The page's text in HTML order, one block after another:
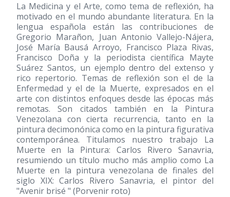
La Medicina y el Arte, como tema de reflexión, ha
motivado en el mundo abundante literatura. En la
lengua española están las contribuciones de
Gregorio Marañon, Juan Antonio Vallejo-Nájera,
José María Bausá Arroyo, Francisco Plaza Rivas,
Francisco Doña y la periodista científica Mayte
Suárez Santos, un ejemplo dentro del extenso y
rico repertorio. Temas de reflexión son el de la
Enfermedad y el de la Muerte, expresados en el
arte con distintos enfoques desde las épocas más
remotas. Son citados también en la Pintura
Venezolana con cierta recurrencia, tanto en la
pintura decimonónica como en la pintura figurativa
contemporánea. Titulamos nuestro trabajo La
Muerte en la Pintura: Carlos Rivero Sanavria,
resumiendo un título mucho más amplio como La
Muerte en la pintura venezolana de finales del
siglo XIX: Carlos Rivero Sanavria, el pintor del
"Avenir brisé " (Porvenir roto)